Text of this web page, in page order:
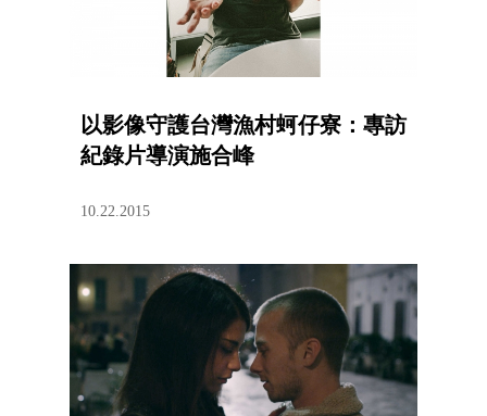
以影像守護台灣漁村蚵仔寮：專訪
紀錄片導演施合峰
10.22.2015